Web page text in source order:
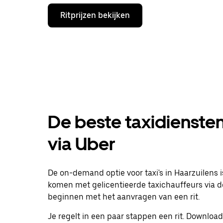
Druk
de
datum
te
selecteren.
Druk
om
de
agenda
te
Ritprijzen bekijken
De beste
via Uber
De on-demand optie voor taxi's in
komen met gelicentieerde taxichauffeurs via
beginnen met het aanvragen van een rit.
Je regelt in een paar stappen een rit.